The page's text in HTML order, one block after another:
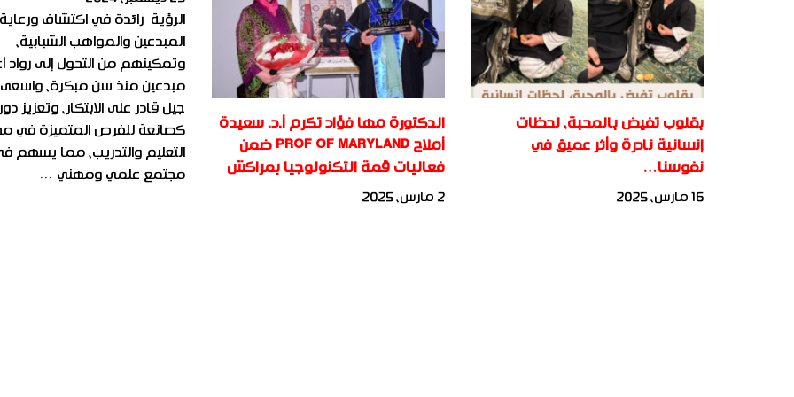
بقلوب تفيض بالمحبة، لحظات
إنسانية نادرة وأثر عميق في
نفوسنا…
16 مارس، 2025
الدكتورة مها فؤاد تكرم أ.د. سعيدة
أملاح PROF OF MARYLAND ضمن
فعاليات قمة التكنولوجيا بمراكش
2 مارس، 2025
الرؤية رائدة في اكتشاف ورعاية
المبدعين والمواهب الشبابية،
وتمكينهم من التحول إلى رواد
مبدعين منذ سن مبكرة، واسعى
جيل قادر على الابتكار، وتعزيز
كصانعة للفرص المتميزة في
التعليم والتدريب، مما يسهم
مجتمع علمي ومهني …